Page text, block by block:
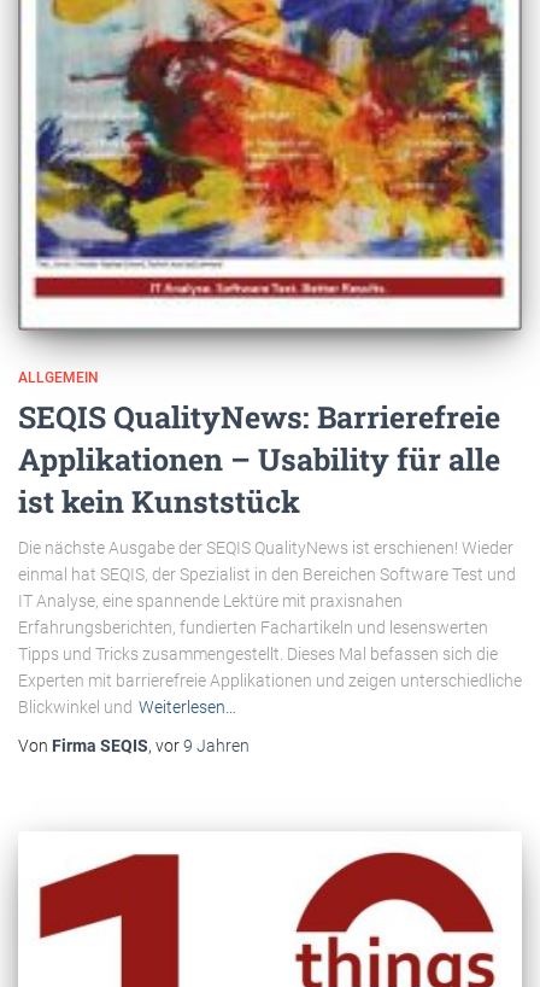
ALLGEMEIN
SEQIS QualityNews: Barrierefreie
Applikationen – Usability für alle
ist kein Kunststück
Die nächste Ausgabe der SEQIS QualityNews ist erschienen! Wieder
einmal hat SEQIS, der Spezialist in den Bereichen Software Test und
IT Analyse, eine spannende Lektüre mit praxisnahen
Erfahrungsberichten, fundierten Fachartikeln und lesenswerten
Tipps und Tricks zusammengestellt. Dieses Mal befassen sich die
Experten mit barrierefreie Applikationen und zeigen unterschiedliche
Blickwinkel und Weiterlesen…
Von Firma SEQIS, vor9 Jahren